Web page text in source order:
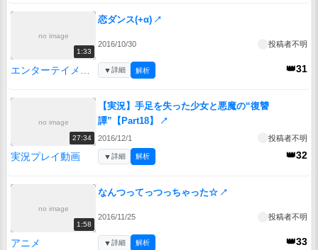
no image
1:33
恋ダンス(+α) ↗
2016/10/30 投稿者不明
エンターテイメント 👑31
▼詳細 解析
no image
27:34
【実況】手足を失った少女と悪魔の“復讐
譚”【Part18】
↗
2016/12/1 投稿者不明
実況プレイ動画 👑32
▼詳細 解析
no image
1:58
なんつってっつっちゃった☆ ↗
2016/11/25 投稿者不明
アニメ 👑33
▼詳細 解析